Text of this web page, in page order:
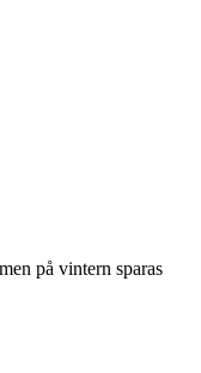
på vintern sparas